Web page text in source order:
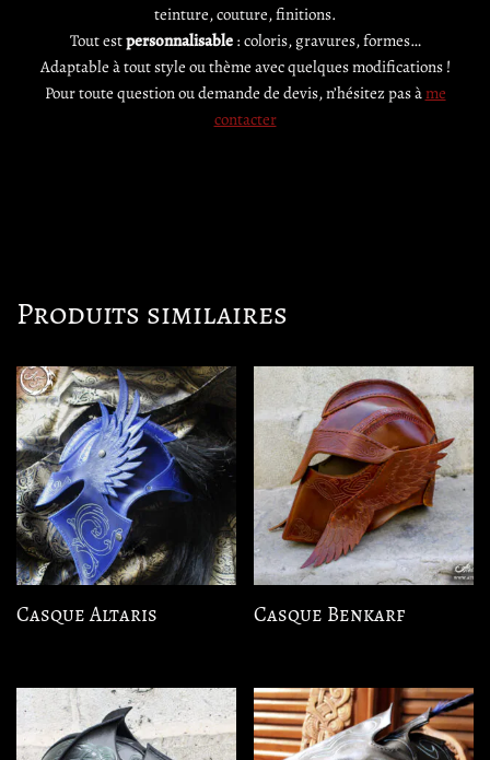
teinture, couture, finitions.
Tout estpersonnalisable: coloris, gravures, formes…
Adaptable à tout style ou thème avec quelques modifications !
Pour toute question ou demande de devis, n’hésitez pas àme
contacter
Produits similaires
Casque Altaris Casque Benkarf